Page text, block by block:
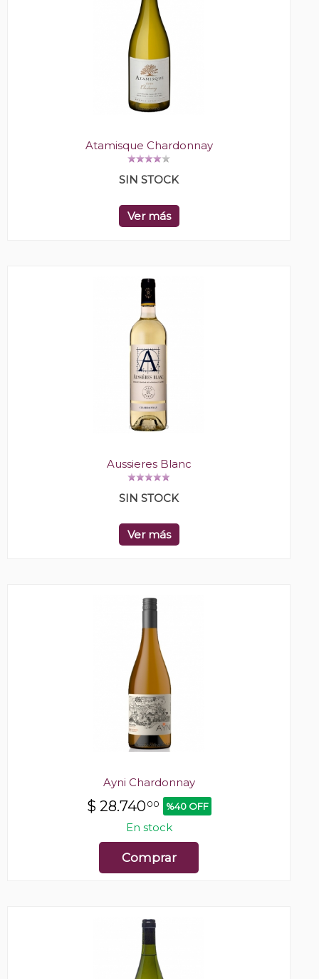
Atamisque Chardonnay
SIN STOCK
Ver más
Aussieres Blanc
SIN STOCK
Ver más
Ayni Chardonnay
$ 28.74000 %40 OFF
En stock
Comprar